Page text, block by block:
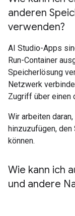
anderen
verwenden?
AI Studio-Apps
Run-Container
Speicherlösung
Netzwerk
Zugriff über einen
Wir arbeiten
hinzuzufügen,
können.
Wie kann ich
und andere